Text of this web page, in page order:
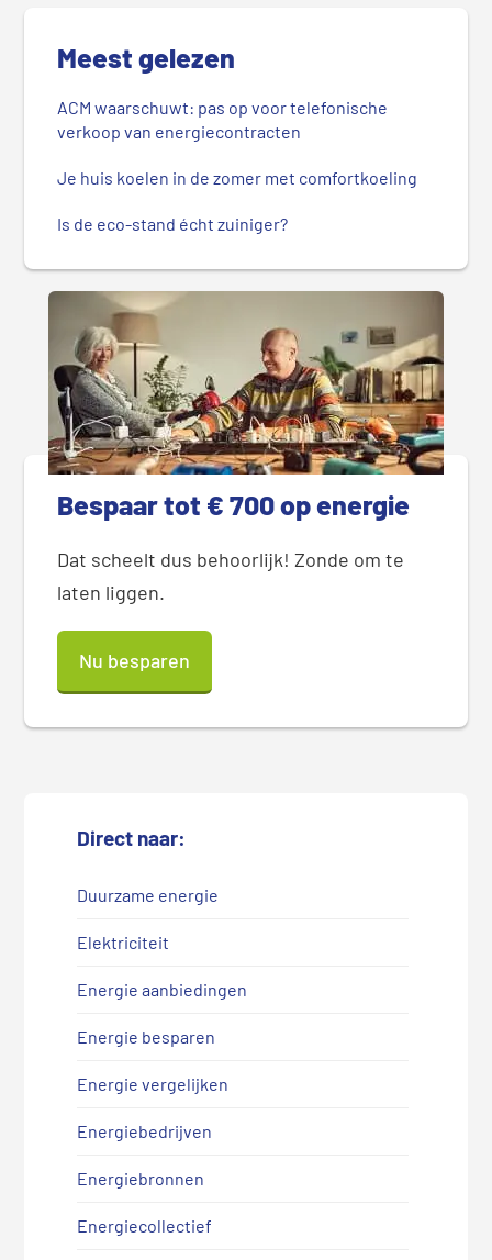
Meest gelezen
ACM waarschuwt: pas op voor telefonische
verkoop van energiecontracten
Je huis koelen in de zomer met comfortkoeling
Is de eco-stand écht zuiniger?
Bespaar tot € 700 op energie
Dat scheelt dus behoorlijk! Zonde om te
laten liggen.
Nu besparen
Direct naar:
Duurzame energie
Elektriciteit
Energie aanbiedingen
Energie besparen
Energie vergelijken
Energiebedrijven
Energiebronnen
Energiecollectief